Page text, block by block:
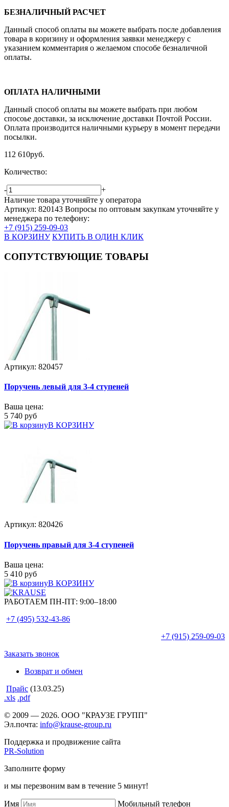
БЕЗНАЛИЧНЫЙ РАСЧЕТ
Данный способ оплаты вы можете выбрать после добавления
товара в коризину и оформления заявки менеджеру c
указанием комментария о желаемом способе безналичной
оплаты.
ОПЛАТА НАЛИЧНЫМИ
Данный способ оплаты вы можете выбрать при любом
спосоье доставки, за исключение доставки Почтой России.
Оплата производится наличными курьеру в момент передачи
посылки.
112 610руб.
Количество:
-
+
Наличие товара уточняйте у оператора
Артикул: 820143 Вопросы по оптовым закупкам уточняйте у
менеджера по телефону:
+7 (915) 259-09-03
В КОРЗИНУ КУПИТЬ В ОДИН КЛИК
СОПУТСТВУЮЩИЕ ТОВАРЫ
Артикул: 820457
Поручень левый для 3-4 ступеней
Ваша цена:
5 740 руб
В КОРЗИНУ
Артикул: 820426
Поручень правый для 3-4 ступеней
Ваша цена:
5 410 руб
В КОРЗИНУ
РАБОТАЕМ ПН-ПТ: 9:00–18:00
+7 (495) 532-43-86
+7 (915) 259-09-03
Заказать звонок
Возврат и обмен
Прайс (13.03.25)
.xls .pdf
© 2009 — 2026. ООО "КРАУЗЕ ГРУПП"
Эл.почта: info@krause-group.ru
Поддержка и продвижение сайта
PR-Solution
Заполните форму
и мы перезвоним вам в течение 5 минут!
Имя Мобильный телефон